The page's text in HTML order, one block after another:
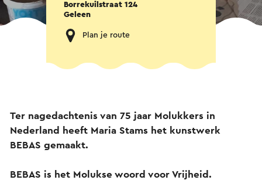
Borrekuilstraat 124
Geleen
Plan je route
Ter nagedachtenis van 75 jaar Molukkers in
Nederland heeft Maria Stams het kunstwerk
BEBAS gemaakt.
BEBAS is het Molukse woord voor Vrijheid.